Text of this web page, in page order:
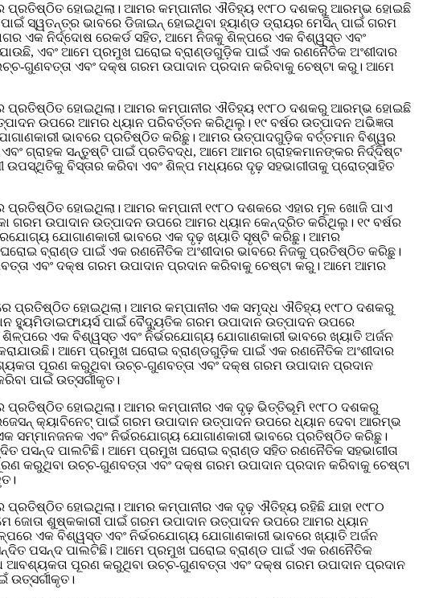
ହୋଇଥିଲା। ଆମର କମ୍ପାନୀର ଐତିହ୍ୟ ୧୯୮୦ ଦଶକରୁ ଆରମ୍ଭ ହୋଇଛି
ସ୍ୱତନ୍ତ୍ର ଭାବରେ ଡିଜାଇନ୍ ହୋଇଥିବା ହ୍ୟାଣ୍ଡ ଡ୍ରାୟର ମେସିନ୍ ପାଇଁ ଗରମ
ଏକ ନିର୍ଦ୍ଦୋଷ ରେକର୍ଡ ସହିତ, ଆମେ ନିଜକୁ ଶିଳ୍ପରେ ଏକ ବିଶ୍ୱସ୍ତ ଏବଂ
ଏବଂ ଆମେ ପ୍ରମୁଖ ଘରୋଇ ବ୍ରାଣ୍ଡଗୁଡ଼ିକ ପାଇଁ ଏକ ରଣନୈତିକ ଅଂଶୀଦାର
ଗୁଣବତ୍ତା ଏବଂ ଦକ୍ଷ ଗରମ ଉପାଦାନ ପ୍ରଦାନ କରିବାକୁ ଚେଷ୍ଟା କରୁ। ଆମେ
ହୋଇଥିଲା। ଆମର କମ୍ପାନୀର ଐତିହ୍ୟ ୧୯୮୦ ଦଶକରୁ ଆରମ୍ଭ ହୋଇଛି
ଉପରେ ଆମର ଧ୍ୟାନ ପରିବର୍ତ୍ତନ କରିଥିଲୁ। ୧୯ ବର୍ଷର ଉତ୍ପାଦନ ଅଭିଜ୍ଞତା
ଭାବରେ ପ୍ରତିଷ୍ଠିତ କରିଛୁ। ଆମର ଉତ୍ପାଦଗୁଡ଼ିକ ବର୍ତ୍ତମାନ ବିଶ୍ୱର
ଗ୍ରାହକ ସନ୍ତୁଷ୍ଟି ପାଇଁ ପ୍ରତିବଦ୍ଧ, ଆମେ ଆମର ଗ୍ରାହକମାନଙ୍କର ନିର୍ଦ୍ଦିଷ୍ଟ
ବିସ୍ତାର କରିବା ଏବଂ ଶିଳ୍ପ ମଧ୍ୟରେ ଦୃଢ଼ ସହଭାଗୀତାକୁ ପ୍ରୋତ୍ସାହିତ
ହୋଇଥିଲା। ଆମର କମ୍ପାନୀ ୧୯୮୦ ଦଶକରେ ଏହାର ମୂଳ ଖୋଜି ପାଏ
ଗରମ ଉପାଦାନ ଉତ୍ପାଦନ ଉପରେ ଆମର ଧ୍ୟାନ କେନ୍ଦ୍ରିତ କରିଥିଲୁ। ୧୯ ବର୍ଷର
ଯୋଗାଣକାରୀ ଭାବରେ ଏକ ଦୃଢ଼ ଖ୍ୟାତି ସୃଷ୍ଟି କରିଛୁ। ଆମର
ବ୍ରାଣ୍ଡ ପାଇଁ ଏକ ରଣନୈତିକ ଅଂଶୀଦାର ଭାବରେ ନିଜକୁ ପ୍ରତିଷ୍ଠିତ କରିଛୁ।
ଏବଂ ଦକ୍ଷ ଗରମ ଉପାଦାନ ପ୍ରଦାନ କରିବାକୁ ଚେଷ୍ଟା କରୁ। ଆମେ ଆମର
ହୋଇଥିଲା। ଆମର କମ୍ପାନୀର ଏକ ସମୃଦ୍ଧ ଐତିହ୍ୟ ୧୯୮୦ ଦଶକରୁ
ହ୍ୟୁମିଡାଇଫାୟର୍ସ ପାଇଁ ବୈଦ୍ୟୁତିକ ଗରମ ଉପାଦାନ ଉତ୍ପାଦନ ଉପରେ
ଏକ ବିଶ୍ୱସ୍ତ ଏବଂ ନିର୍ଭରଯୋଗ୍ୟ ଯୋଗାଣକାରୀ ଭାବରେ ଖ୍ୟାତି ଅର୍ଜନ
ଆମେ ପ୍ରମୁଖ ଘରୋଇ ବ୍ରାଣ୍ଡଗୁଡ଼ିକ ପାଇଁ ଏକ ରଣନୈତିକ ଅଂଶୀଦାର
ପୂରଣ କରୁଥିବା ଉଚ୍ଚ-ଗୁଣବତ୍ତା ଏବଂ ଦକ୍ଷ ଗରମ ଉପାଦାନ ପ୍ରଦାନ
ପାଇଁ ଉତ୍ସର୍ଗୀକୃତ।
ହୋଇଥିଲା। ଆମର କମ୍ପାନୀର ଏକ ଦୃଢ଼ ଭିତ୍ତିଭୂମି ୧୯୮୦ ଦଶକରୁ
କ୍ୟାବିନେଟ୍ ପାଇଁ ଗରମ ଉପାଦାନ ଉତ୍ପାଦନ ଉପରେ ଧ୍ୟାନ ଦେବା ଆରମ୍ଭ
ସମ୍ମାନଜନକ ଏବଂ ନିର୍ଭରଯୋଗ୍ୟ ଯୋଗାଣକାରୀ ଭାବରେ ପ୍ରତିଷ୍ଠିତ କରିଛୁ।
ପସନ୍ଦ ପାଲଟିଛି। ଆମେ ପ୍ରମୁଖ ଘରୋଇ ବ୍ରାଣ୍ଡ ସହିତ ରଣନୈତିକ ସହଭାଗୀତା
କରୁଥିବା ଉଚ୍ଚ-ଗୁଣବତ୍ତା ଏବଂ ଦକ୍ଷ ଗରମ ଉପାଦାନ ପ୍ରଦାନ କରିବାକୁ ଚେଷ୍ଟା
ହୋଇଥିଲା। ଆମର କମ୍ପାନୀର ଏକ ଦୃଢ଼ ଐତିହ୍ୟ ରହିଛି ଯାହା ୧୯୮୦
ଜୋତା ଶୁଷ୍କକାରୀ ପାଇଁ ଗରମ ଉପାଦାନ ଉତ୍ପାଦନ ଉପରେ ଆମର ଧ୍ୟାନ
ଏକ ବିଶ୍ୱସ୍ତ ଏବଂ ନିର୍ଭରଯୋଗ୍ୟ ଯୋଗାଣକାରୀ ଭାବରେ ଖ୍ୟାତି ଅର୍ଜନ
ପସନ୍ଦ ପାଲଟିଛି। ଆମେ ପ୍ରମୁଖ ଘରୋଇ ବ୍ରାଣ୍ଡ ପାଇଁ ଏକ ରଣନୈତିକ
ଆବଶ୍ୟକତା ପୂରଣ କରୁଥିବା ଉଚ୍ଚ-ଗୁଣବତ୍ତା ଏବଂ ଦକ୍ଷ ଗରମ ଉପାଦାନ ପ୍ରଦାନ